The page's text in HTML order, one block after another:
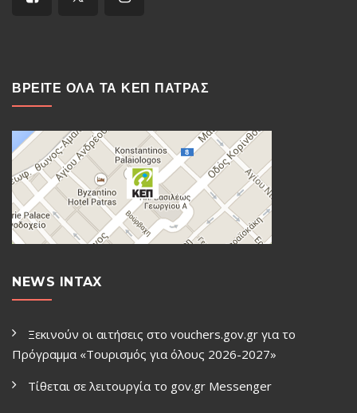
ΒΡΕΙΤΕ ΟΛΑ ΤΑ ΚΕΠ ΠΑΤΡΑΣ
NEWS INTAX
Ξεκινούν οι αιτήσεις στο vouchers.gov.gr για το
Πρόγραμμα «Τουρισμός για όλους 2026-2027»
Τίθεται σε λειτουργία το gov.gr Μessenger